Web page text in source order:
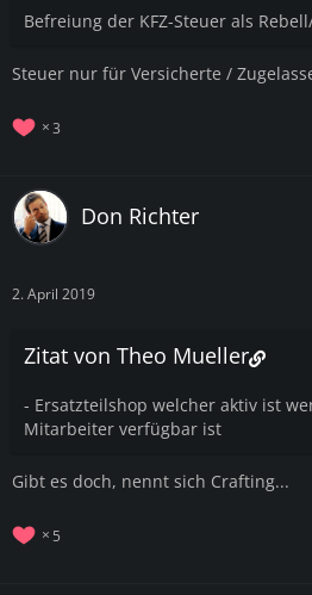
Befreiung der KFZ-Steuer als
Steuer nur für Versicherte /
3
Don Richter
2. April 2019
Zitat von Theo Mueller
- Ersatzteilshop welcher aktiv ist
Mitarbeiter verfügbar ist
Gibt es doch, nennt sich Crafting...
5